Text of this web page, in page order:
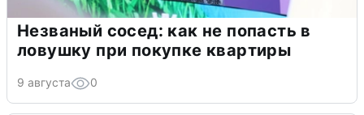
Незваный сосед: как не попасть в
ловушку при покупке квартиры
9 августа 0